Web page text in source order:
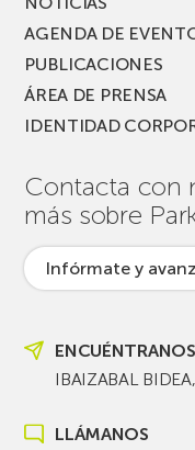
AGENDA DE
PUBLICACIONES
ÁREA DE PRENSA
IDENTIDAD
Contacta con
más sobre
Infórmate y
ENCUÉNTRANOS
IBAIZABAL
LLÁMANOS